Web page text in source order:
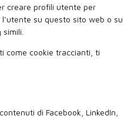
creare profili utente per
su questo sito web o su
come cookie traccianti, ti
di Facebook, LinkedIn,